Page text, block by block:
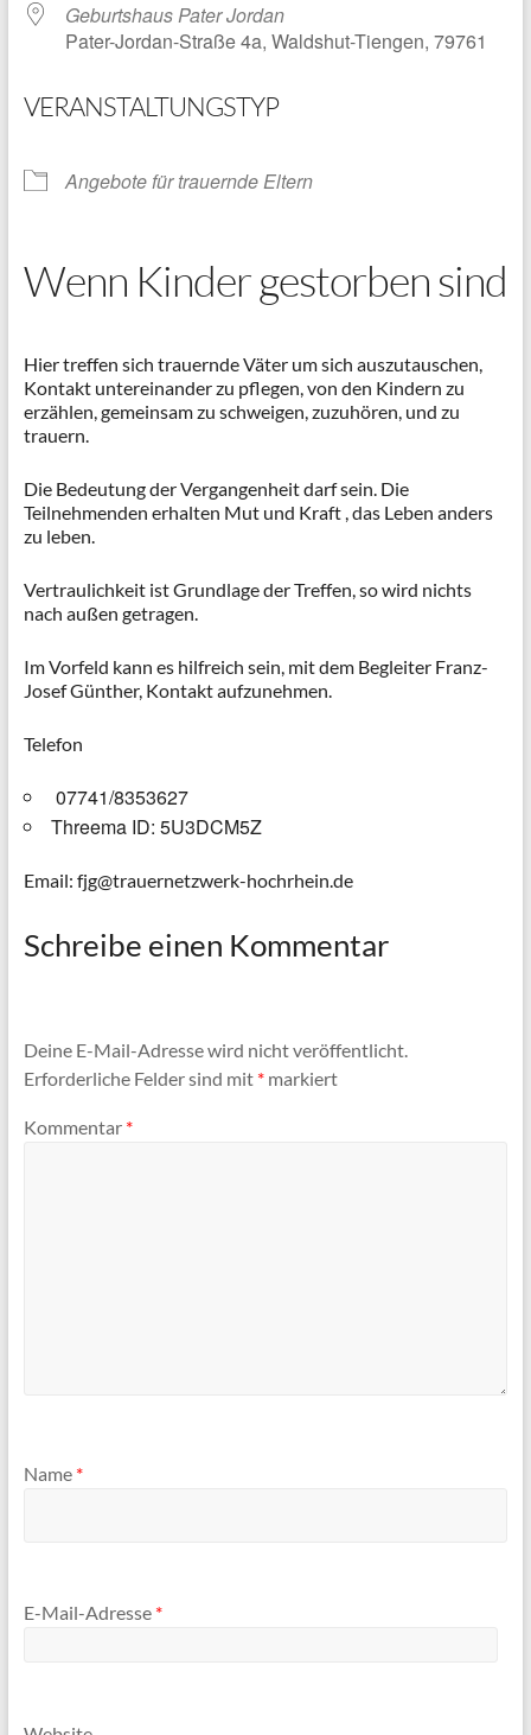
Geburtshaus Pater Jordan
Pater-Jordan-Straße 4a, Waldshut-Tiengen, 79761
VERANSTALTUNGSTYP
Angebote für trauernde Eltern
Wenn Kinder gestorben sind
Hier treffen sich trauernde Väter um sich auszutauschen,
Kontakt untereinander zu pflegen, von den Kindern zu
erzählen, gemeinsam zu schweigen, zuzuhören, und zu
trauern.
Die Bedeutung der Vergangenheit darf sein. Die
Teilnehmenden erhalten Mut und Kraft , das Leben anders
zu leben.
Vertraulichkeit ist Grundlage der Treffen, so wird nichts
nach außen getragen.
Im Vorfeld kann es hilfreich sein, mit dem Begleiter Franz-
Josef Günther, Kontakt aufzunehmen.
Telefon
07741/8353627
Threema ID: 5U3DCM5Z
Email: fjg@trauernetzwerk-hochrhein.de
Schreibe einen Kommentar
Deine E-Mail-Adresse wird nicht veröffentlicht.
Erforderliche Felder sind mit *markiert
Kommentar *
Name *
E-Mail-Adresse *